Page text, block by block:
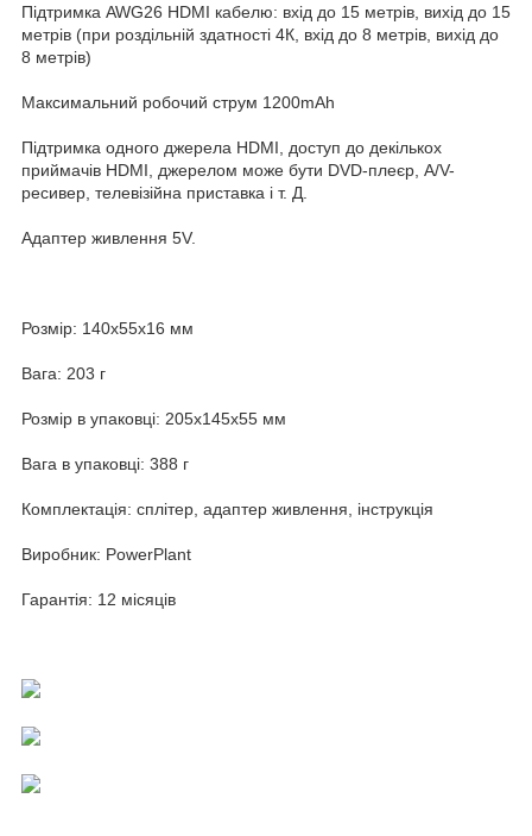
Підтримка AWG26 HDMI кабелю: вхід до 15 метрів, вихід до 15
метрів (при роздільній здатності 4К, вхід до 8 метрів, вихід до
8 метрів)
Максимальний робочий струм 1200mAh
Підтримка одного джерела HDMI, доступ до декількох
приймачів HDMI, джерелом може бути DVD-плеєр, A/V-
ресивер, телевізійна приставка і т. Д.
Адаптер живлення 5V.
Розмір: 140х55х16 мм
Вага: 203 г
Розмір в упаковці: 205x145x55 мм
Вага в упаковці: 388 г
Комплектація: сплітер, адаптер живлення, інструкція
Виробник: PowerPlant
Гарантія: 12 місяців